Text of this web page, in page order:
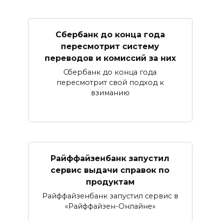
Сбербанк​ до конца года
пересмотрит систему
переводов и комиссий за них
Сбербанк до конца года
пересмотрит свой подход к
взиманию
Райффайзенбанк запустил
сервис выдачи справок по
продуктам
Райффайзенбанк запустил сервис в
«Райффайзен-Онлайне»